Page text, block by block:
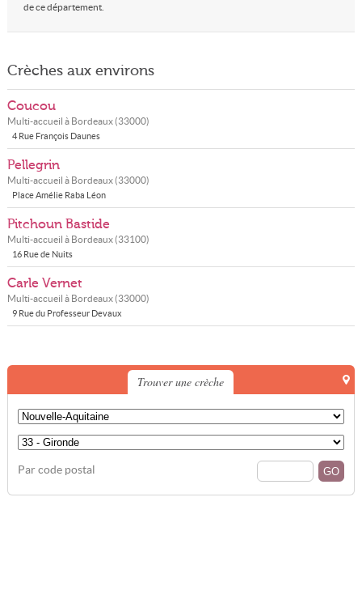
de ce département.
Crèches aux environs
Coucou
Multi-accueil à Bordeaux(33000)
4 Rue François Daunes
Pellegrin
Multi-accueil à Bordeaux(33000)
Place Amélie Raba Léon
Pitchoun Bastide
Multi-accueil à Bordeaux(33100)
16 Rue de Nuits
Carle Vernet
Multi-accueil à Bordeaux(33000)
9 Rue du Professeur Devaux
Trouver une crèche
Par code postal